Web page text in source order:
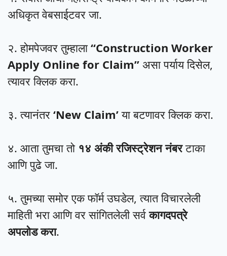
अधिकृत वेबसाईटवर जा.
२. होमपेजवर तुम्हाला“Construction Worker
Apply Online for Claim” असा पर्याय दिसेल,
त्यावर क्लिक करा.
३. त्यानंतर ‘New Claim’या बटणावर क्लिक करा.
४. आता तुमचा तो १४ अंकी रजिस्ट्रेशन नंबरटाका
आणि पुढे जा.
५. तुमच्या समोर एक फॉर्म उघडेल, त्यात विचारलेली
माहिती भरा आणि वर सांगितलेली सर्वकागदपत्रे
अपलोड करा.